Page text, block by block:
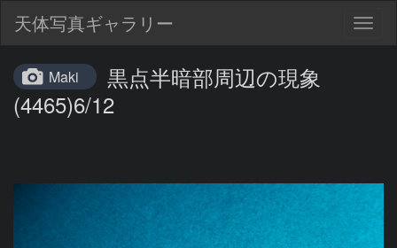
天体写真ギャラリー
Maki
黒点半暗部周辺の現象
(4465)6/12